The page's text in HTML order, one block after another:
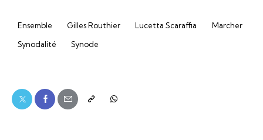
Ensemble Gilles Routhier Lucetta Scaraffia
Marcher
Synodalité
Synode